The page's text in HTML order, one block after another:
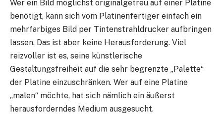
Wer ein Bild möglichst originalgetreu auf einer Platine
benötigt, kann sich vom Platinenfertiger einfach ein
mehrfarbiges Bild per Tintenstrahldrucker aufbringen
lassen. Das ist aber keine Herausforderung. Viel
reizvoller ist es, seine künstlerische
Gestaltungsfreiheit auf die sehr begrenzte „Palette“
der Platine einzuschränken. Wer auf eine Platine
„malen“ möchte, hat sich nämlich ein äußerst
herausforderndes Medium ausgesucht.